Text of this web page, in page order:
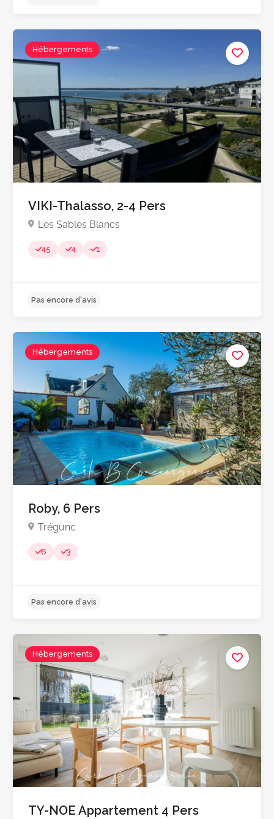
Pas encore d'avis
Hébergements
VIKI-Thalasso, 2-4 Pers
Les Sables Blancs
45 4 1
Hébergements
Roby, 6 Pers
Trégunc
6 3
Hébergements
TY-NOE Appartement 4 Pers